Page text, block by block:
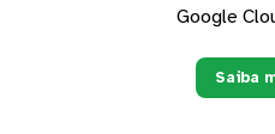
Google
Saiba